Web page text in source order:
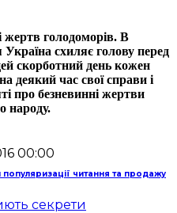
жертв голодоморів. В
схиляє голову перед
скорботний день кожен
деякий час свої справи і
про безневинні жертви
народу.
00:00
читання та продажу